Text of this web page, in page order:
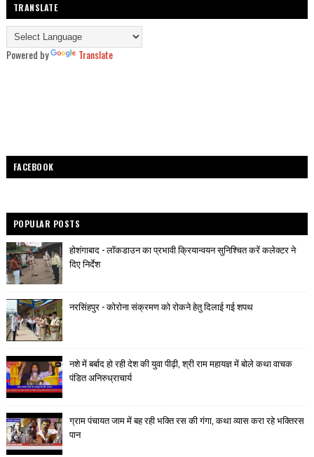
TRANSLATE
Powered by Translate
FACEBOOK
POPULAR POSTS
होशंगाबाद - लॉकडाउन का प्रभावी क्रियान्वयन सुनिश्चित करें कलेक्टर ने
दिए निर्देश
नरसिंहपुर - कोरोना संक्रमण को रोकने हेतु दिलाई गई शपथ
नशे में बर्बाद हो रही देश की युवा पीढ़ी, श्री राम महायज्ञ में बोले कथा वाचक
पंडित अनिरुध्राचार्य
ग्राम पंचायत जाम में बह रही भक्ति रस की गंगा, कथा व्यास करा रहे भक्तिरस
पान